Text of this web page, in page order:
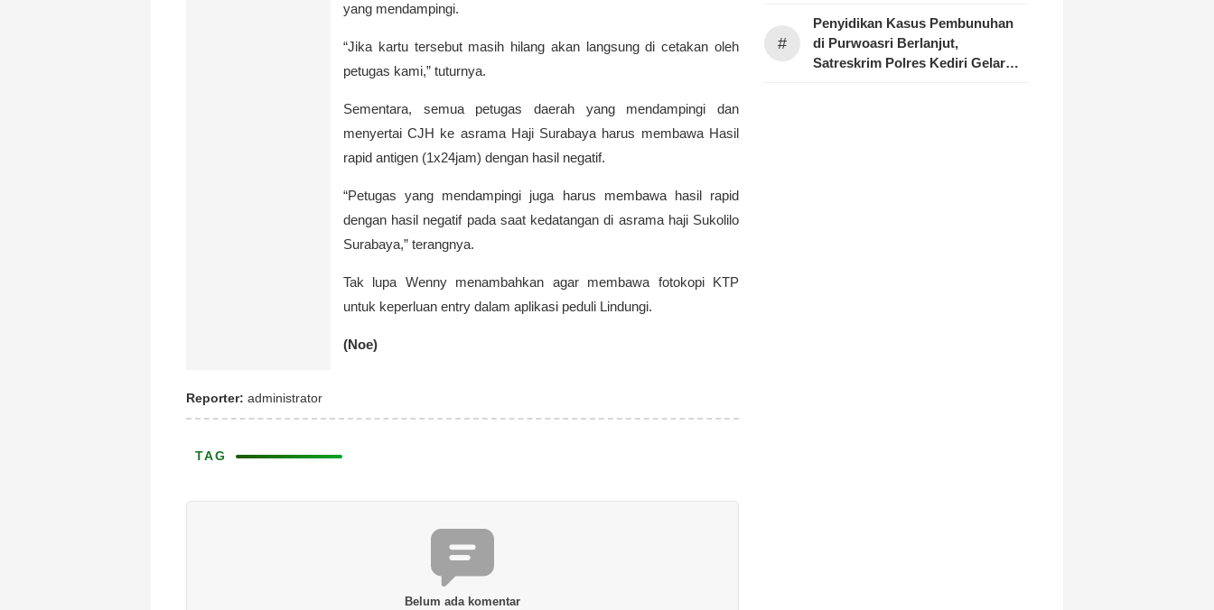
yang mendampingi.
“Jika kartu tersebut masih hilang akan langsung di cetakan oleh
petugas kami,” tuturnya.
Sementara, semua petugas daerah yang mendampingi dan
menyertai CJH ke asrama Haji Surabaya harus membawa Hasil
rapid antigen (1x24jam) dengan hasil negatif.
“Petugas yang mendampingi juga harus membawa hasil rapid
dengan hasil negatif pada saat kedatangan di asrama haji Sukolilo
Surabaya,” terangnya.
Tak lupa Wenny menambahkan agar membawa fotokopi KTP
untuk keperluan entry dalam aplikasi peduli Lindungi.
(Noe)
Reporter: administrator
TAG
Belum ada komentar
#
Penyidikan Kasus Pembunuhan
di Purwoasri Berlanjut,
Satreskrim Polres Kediri Gelar